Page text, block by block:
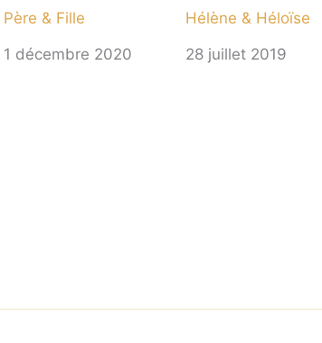
Père & Fille
1 décembre 2020
Hélène & Héloïse
28 juillet 2019